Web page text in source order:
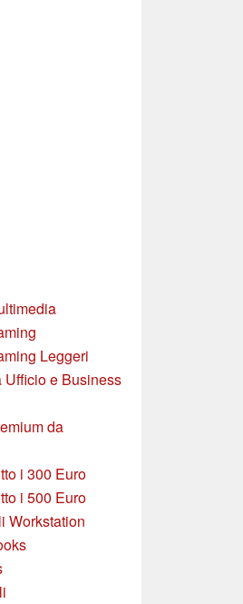
Leggeri
Ufficio e Business
da
i 300 Euro
i 500 Euro
Workstation